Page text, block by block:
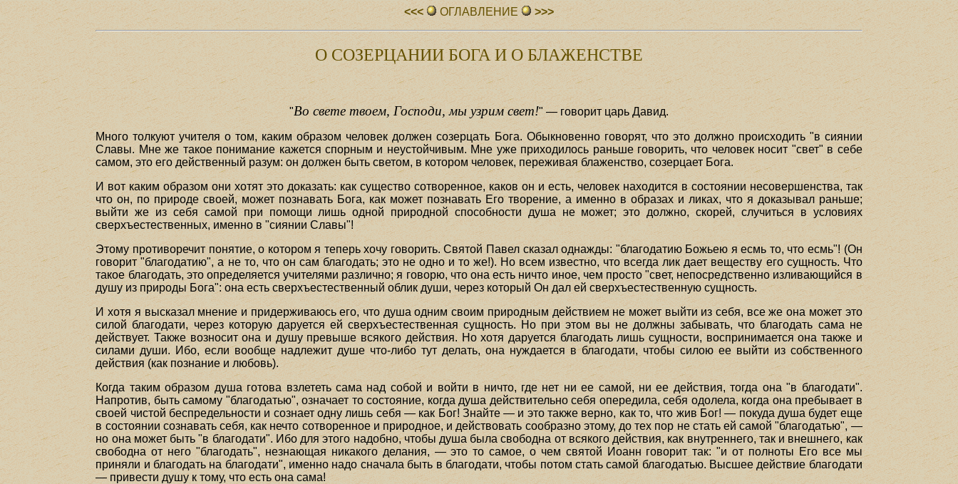
<<< ОГЛАВЛЕHИЕ >>>
О СОЗЕРЦАНИИ БОГА И О БЛАЖЕНСТВЕ
"Во свете твоем, Господи, мы узрим свет!" — говорит царь Давид.
Много толкуют учителя о том, каким образом человек должен созерцать Бога. Обыкновенно говорят, что это должно происходить "в сиянии
Славы. Мне же такое понимание кажется спорным и неустойчивым. Мне уже приходилось раньше говорить, что человек носит "свет" в себе
самом, это его действенный разум: он должен быть светом, в котором человек, переживая блаженство, созерцает Бога.
И вот каким образом они хотят это доказать: как существо сотворенное, каков он и есть, человек находится в состоянии несовершенства, так
что он, по природе своей, может познавать Бога, как может познавать Его творение, а именно в образах и ликах, что я доказывал раньше;
выйти же из себя самой при помощи лишь одной природной способности душа не может; это должно, скорей, случиться в условиях
сверхъестественных, именно в "сиянии Славы"!
Этому противоречит понятие, о котором я теперь хочу говорить. Святой Павел сказал однажды: "благодатию Божьею я есмь то, что есмь"! (Он
говорит "благодатию", а не то, что он сам благодать; это не одно и то же!). Но всем известно, что всегда лик дает веществу его сущность. Что
такое благодать, это определяется учителями различно; я говорю, что она есть ничто иное, чем просто "свет, непосредственно изливающийся в
душу из природы Бога": она есть сверхъестественный облик души, через который Он дал ей сверхъестественную сущность.
И хотя я высказал мнение и придерживаюсь его, что душа одним своим природным действием не может выйти из себя, все же она может это
силой благодати, через которую даруется ей сверхъестественная сущность. Но при этом вы не должны забывать, что благодать сама не
действует. Также возносит она и душу превыше всякого действия. Но хотя даруется благодать лишь сущности, воспринимается она также и
силами души. Ибо, если вообще надлежит душе что-либо тут делать, она нуждается в благодати, чтобы силою ее выйти из собственного
действия (как познание и любовь).
Когда таким образом душа готова взлететь сама над собой и войти в ничто, где нет ни ее самой, ни ее действия, тогда она "в благодати".
Напротив, быть самому "благодатью", означает то состояние, когда душа действительно себя опередила, себя одолела, когда она пребывает в
своей чистой беспредельности и сознает одну лишь себя — как Бог! Знайте — и это также верно, как то, что жив Бог! — покуда душа будет еще
в состоянии сознавать себя, как нечто сотворенное и природное, и действовать сообразно этому, до тех пор не стать ей самой "благодатью", —
но она может быть "в благодати". Ибо для этого надобно, чтобы душа была свободна от всякого действия, как внутреннего, так и внешнего, как
свободна от него "благодать", незнающая никакого делания, — это то самое, о чем святой Иоанн говорит так: "и от полноты Его все мы
приняли и благодать на благодати", именно надо сначала быть в благодати, чтобы потом стать самой благодатью. Высшее действие благодати
— привести душу к тому, что есть она сама!